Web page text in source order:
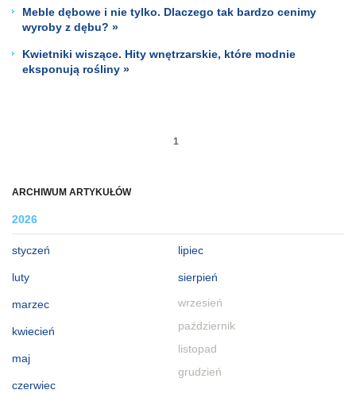
ARCHIWUM ARTYKUŁÓW
2026
styczeń
luty
marzec
kwiecień
maj
czerwiec
lipiec
sierpień
wrzesień
październik
listopad
grudzień
Meble dębowe i nie tylko. Dlaczego tak bardzo cenimy
wyroby z dębu? »
Kwietniki wiszące. Hity wnętrzarskie, które modnie
eksponują rośliny »
1